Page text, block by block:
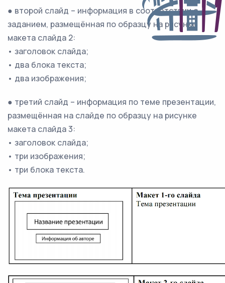
● второй слайд – информация в соответствии с
заданием, размещённая по образцу на рисунке
макета слайда 2:
• заголовок слайда;
• два блока текста;
• два изображения;
● третий слайд – информация по теме презентации,
размещённая на слайде по образцу на рисунке
макета слайда 3:
• заголовок слайда;
• три изображения;
• три блока текста.